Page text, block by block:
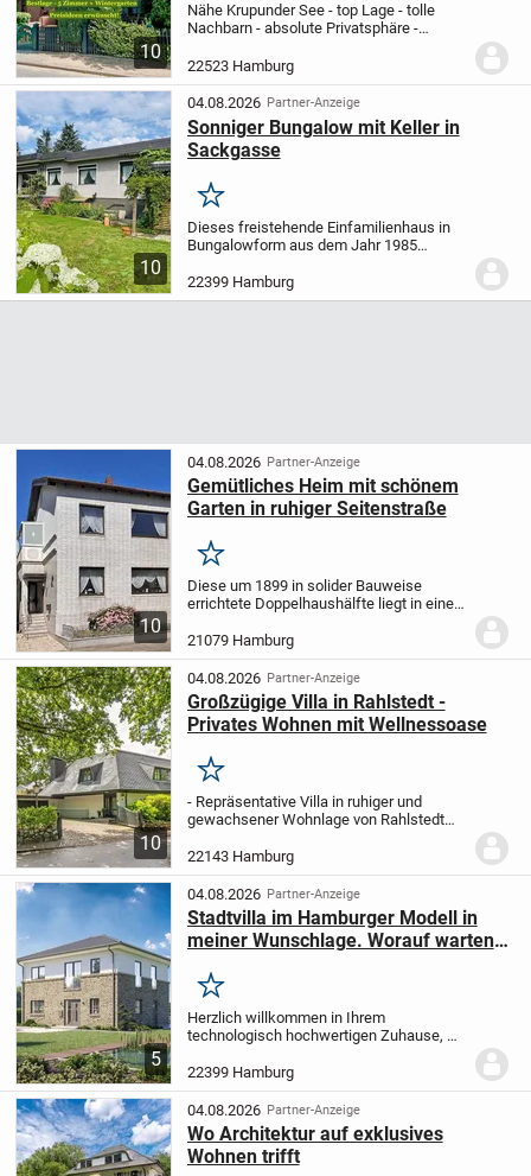
10
Nähe Krupunder See - top Lage - tolle
Nachbarn - absolute Privatsphäre -
für Kinder zum Spielen - Top Spielplatz mit
Fussballplatz und Entspannungs-Area in...
22523 Hamburg
10
04.08.2026 Partner-Anzeige
Sonniger Bungalow mit Keller in
Sackgasse
Merken
Dieses freistehende Einfamilienhaus in
Bungalowform aus dem Jahr 1985
für individuelle Ideen. In einer absolut
ruhigen Sackgasse gelegen, bietet das
22399 Hamburg
10
04.08.2026 Partner-Anzeige
Gemütliches Heim mit schönem
Garten in ruhiger Seitenstraße
Merken
Diese um 1899 in solider Bauweise
errichtete Doppelhaushälfte liegt in einer
Harburger Raum, in Wilstorf, in einer
ruhigen Seitenstraße.Das Haus wurde als
Zweifamilie...
21079 Hamburg
10
04.08.2026 Partner-Anzeige
Großzügige Villa in Rahlstedt -
Privates Wohnen mit Wellnessoase
Merken
- Repräsentative Villa in ruhiger und
gewachsener Wohnlage von Rahlstedt
eingewachsenes Eckgrundstück mit ca.
1.026 m² Grundstücksfläche- Ca. 280 m²
Wohnfläche,...
22143 Hamburg
5
04.08.2026 Partner-Anzeige
Stadtvilla im Hamburger Modell in
meiner Wunschlage. Worauf warten?
Merken
Herzlich willkommen in Ihrem
technologisch hochwertigen Zuhause, wo
gehen. Dieses Meisterwerk vereint
modernste Technologie mit elegantem
Design und erfüllt selbst...
22399 Hamburg
04.08.2026 Partner-Anzeige
Wo Architektur auf exklusives
Wohnen trifft